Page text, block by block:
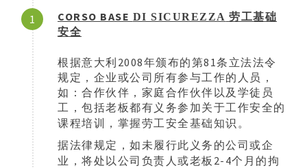
1 CORSO BASE DI SICUREZZA 劳工基础
安全
根据意大利 2008年颁布的第81条立法法令
规定，企业或公司所有参与工作的人 员，
如：合作伙伴，家庭合作伙伴以及学徒员
工， 包括老板都有义务参加关于工作安全的
课程培训
， 掌握劳工安全基础知识。
据法律规定，如未履行此义务的公司或企
业，将处以公司负责人或老板 2-4个月的拘